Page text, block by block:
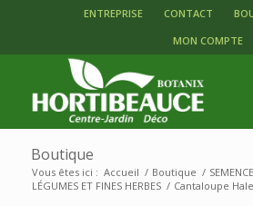
ENTREPRISE CONTACT
MON COMPTE
Boutique
Vous êtes ici : Accueil / Boutique /
LÉGUMES ET FINES HERBES / Cantaloupe